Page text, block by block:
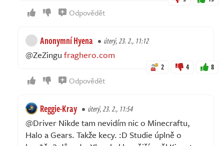
Odpovědět
Anonymní Hyena úterý, 23. 2., 11:12
@ZeZingu fraghero.com
2 4 8
Odpovědět
Reggie-Kray úterý, 23. 2., 11:54
@Driver Nikde tam nevidím nic o Minecraftu,
Halo a Gears. Takže kecy. :D Studie úplně o